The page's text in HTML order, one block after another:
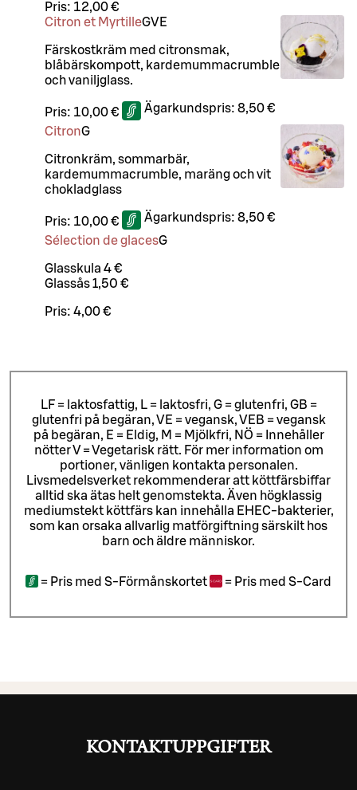
Pris: 12,00 €
Citron et MyrtilleGVE
Färskostkräm med citronsmak,
blåbärskompott, kardemummacrumble
och vaniljglass.
Pris: 10,00 € Ägarkundspris: 8,50 €
CitronG
Citronkräm, sommarbär,
kardemummacrumble, maräng och vit
chokladglass
Pris: 10,00 € Ägarkundspris: 8,50 €
Sélection de glacesG
Glasskula 4 €
Glassås 1,50 €
Pris: 4,00 €
LF = laktosfattig, L = laktosfri, G = glutenfri, GB =
glutenfri på begäran, VE = vegansk, VEB = vegansk
på begäran, E = Eldig, M = Mjölkfri, NÖ = Innehåller
nötter V = Vegetarisk rätt. För mer information om
portioner, vänligen kontakta personalen.
Livsmedelsverket rekommenderar att köttfärsbiffar
alltid ska ätas helt genomstekta. Även högklassig
mediumstekt köttfärs kan innehålla EHEC-bakterier,
som kan orsaka allvarlig matförgiftning särskilt hos
barn och äldre människor.
= Pris med S-Förmånskortet = Pris med S-Card
KONTAKTUPPGIFTER